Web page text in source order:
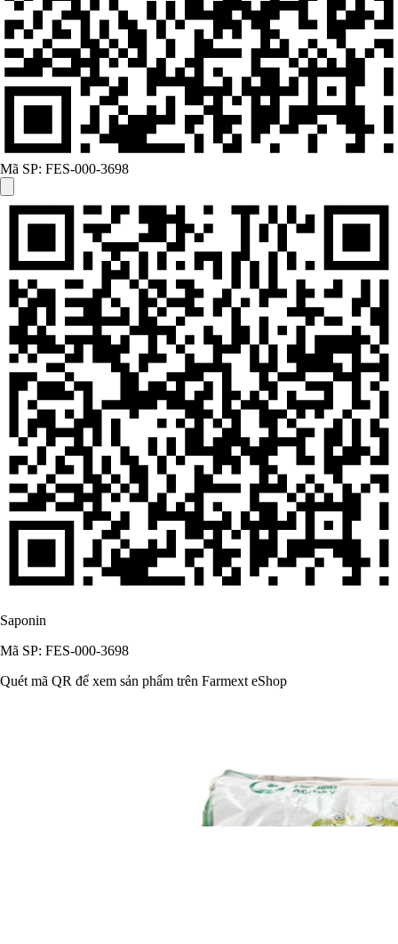
Mã SP: FES-000-3698
Saponin
Mã SP: FES-000-3698
Quét mã QR để xem sản phẩm trên Farmext eShop